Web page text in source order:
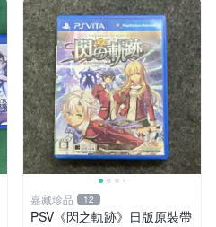
嘉藏珍品 12
PSV《閃之軌跡》日版原裝帶